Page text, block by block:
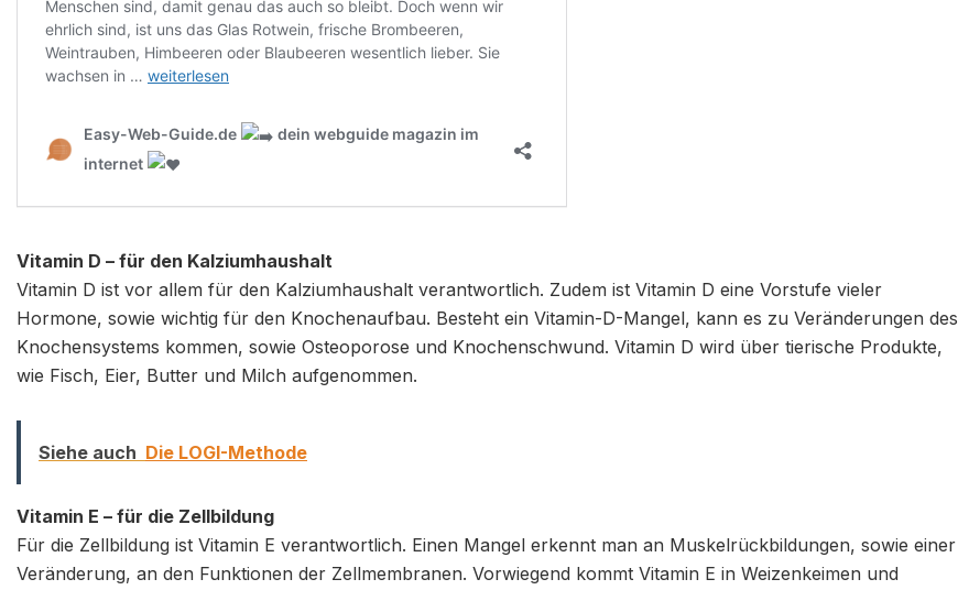
Vitamin D – für den Kalziumhaushalt
Vitamin D ist vor allem für den Kalziumhaushalt verantwortlich. Zudem ist Vitamin D eine Vorstufe vieler
Hormone, sowie wichtig für den Knochenaufbau. Besteht ein Vitamin-D-Mangel, kann es zu Veränderungen des
Knochensystems kommen, sowie Osteoporose und Knochenschwund. Vitamin D wird über tierische Produkte,
wie Fisch, Eier, Butter und Milch aufgenommen.
Siehe auch Die LOGI-Methode
Vitamin E – für die Zellbildung
Für die Zellbildung ist Vitamin E verantwortlich. Einen Mangel erkennt man an Muskelrückbildungen, sowie einer
Veränderung, an den Funktionen der Zellmembranen. Vorwiegend kommt Vitamin E in Weizenkeimen und